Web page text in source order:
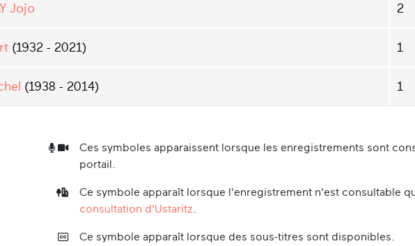
Jojo 2
(1932 - 2021) 1
(1938 - 2014) 1
Ces symboles apparaissent lorsque les enregistrements sont
portail.
Ce symbole apparaît lorsque l'enregistrement n'est consultable
consultation d'Ustaritz
Ce symbole apparaît lorsque des sous-titres sont disponibles.